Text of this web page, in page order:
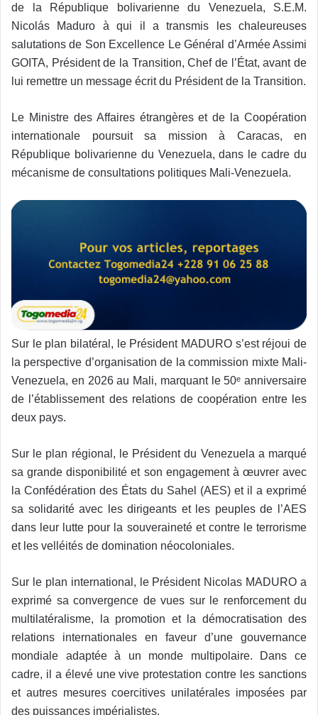
de la République bolivarienne du Venezuela, S.E.M.
Nicolás Maduro à qui il a transmis les chaleureuses
salutations de Son Excellence Le Général d’Armée Assimi
GOITA, Président de la Transition, Chef de l’État, avant de
lui remettre un message écrit du Président de la Transition.
Le Ministre des Affaires étrangères et de la Coopération
internationale poursuit sa mission à Caracas, en
République bolivarienne du Venezuela, dans le cadre du
mécanisme de consultations politiques Mali-Venezuela.
Sur le plan bilatéral, le Président MADURO s’est réjoui de
la perspective d’organisation de la commission mixte Mali-
Venezuela, en 2026 au Mali, marquant le 50ᵉ anniversaire
de l’établissement des relations de coopération entre les
deux pays.
Sur le plan régional, le Président du Venezuela a marqué
sa grande disponibilité et son engagement à œuvrer avec
la Confédération des États du Sahel (AES) et il a exprimé
sa solidarité avec les dirigeants et les peuples de l’AES
dans leur lutte pour la souveraineté et contre le terrorisme
et les velléités de domination néocoloniales.
Sur le plan international, le Président Nicolas MADURO a
exprimé sa convergence de vues sur le renforcement du
multilatéralisme, la promotion et la démocratisation des
relations internationales en faveur d’une gouvernance
mondiale adaptée à un monde multipolaire. Dans ce
cadre, il a élevé une vive protestation contre les sanctions
et autres mesures coercitives unilatérales imposées par
des puissances impérialistes.